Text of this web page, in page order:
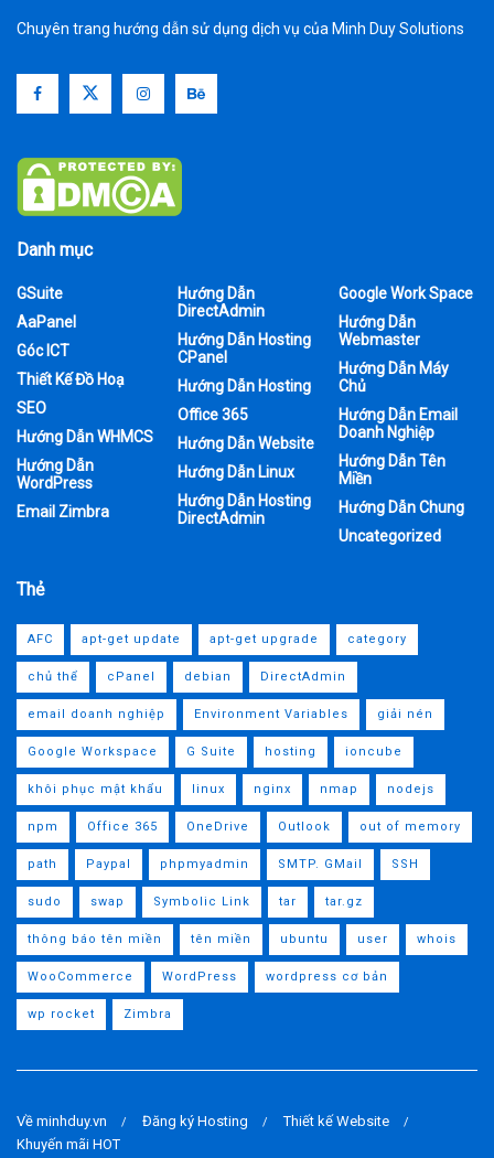
Chuyên trang hướng dẫn sử dụng dịch vụ của Minh Duy Solutions
Danh mục
GSuite
AaPanel
Góc ICT
Thiết Kế Đồ Hoạ
SEO
Hướng Dẫn WHMCS
Hướng Dẫn
WordPress
Email Zimbra
Hướng Dẫn
DirectAdmin
Hướng Dẫn Hosting
CPanel
Hướng Dẫn Hosting
Office 365
Hướng Dẫn Website
Hướng Dẫn Linux
Hướng Dẫn Hosting
DirectAdmin
Google Work Space
Hướng Dẫn
Webmaster
Hướng Dẫn Máy
Chủ
Hướng Dẫn Email
Doanh Nghiệp
Hướng Dẫn Tên
Miền
Hướng Dẫn Chung
Uncategorized
Thẻ
AFC apt-get update apt-get upgrade category
chủ thể cPanel debian DirectAdmin
email doanh nghiệp Environment Variables giải nén
Google Workspace G Suite hosting ioncube
khôi phục mật khẩu linux nginx nmap nodejs
npm Office 365 OneDrive Outlook out of memory
path Paypal phpmyadmin SMTP. GMail SSH
sudo swap Symbolic Link tar tar.gz
thông báo tên miền tên miền ubuntu user whois
WooCommerce WordPress wordpress cơ bản
wp rocket Zimbra
Về minhduy.vn Đăng ký Hosting
Thiết kế Website
Khuyến mãi HOT